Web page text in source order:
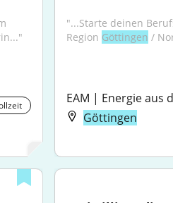
"...Starte deinen
Region Göttingen /
EAM | Energie aus
Göttingen